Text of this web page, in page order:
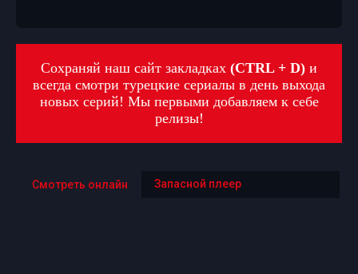
Сохраняй наш сайт закладках (CTRL + D) и
всегда смотри турецкие сериалы в день выхода
новых серий! Мы первыми добавляем к себе
релизы!
Смотреть онлайн Запасной плеер